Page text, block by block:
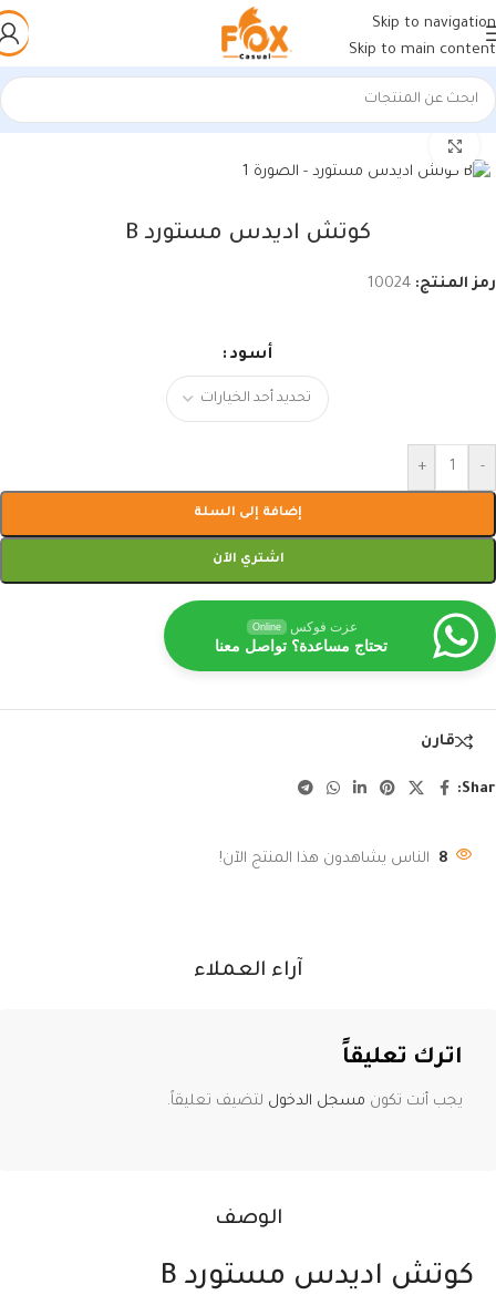
Skip to navigation
Skip to main content
الرئيسية/أحذية رجالي/سنيكرز رجالي
كوتش اديدس مستورد B
رمز المنتج: 10024
أسود
-
+
إضافة إلى السلة
اشتري الآن
عزت فوكس Online
تحتاج مساعدة؟ تواصل معنا
قارن
8 الناس يشاهدون هذا المنتج الآن!
الوصف
كوتش اديدس مستورد B
آراء العملاء
اترك تعليقاً
يجب أنت تكون مسجل الدخول لتضيف تعليقاً.